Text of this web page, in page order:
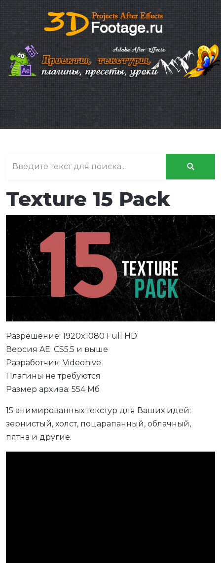
Mobile Menu Toggle
Texture 15 Pack
Разрешение: 1920x1080 Full HD
Версия AE: CS5.5 и выше
Разработчик: Videohive
Плагины не требуются
Размер архива: 554 Мб
15 анимированных текстур для Ваших идей:
зернистый, холст, поцарапанный, облачный,
пятна и другие.